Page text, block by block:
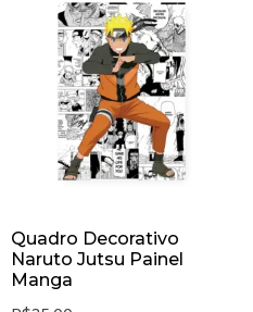
Quadro Decorativo
Naruto Jutsu Painel
Manga